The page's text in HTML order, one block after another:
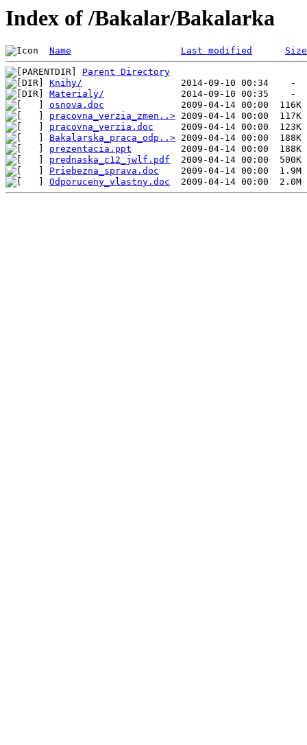
Index of /Bakalar/Bakalarka
Name Last modified Size
Parent Directory
Knihy/
Materialy/
osnova.doc
pracovna_verzia_zmen..>
pracovna_verzia.doc
Bakalarska_praca_odp..>
prezentacia.ppt
prednaska_c12_jwlf.pdf
Priebezna_sprava.doc
Odporuceny_vlastny.doc